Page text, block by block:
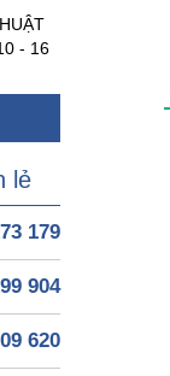
- 16
lẻ
179
904
620